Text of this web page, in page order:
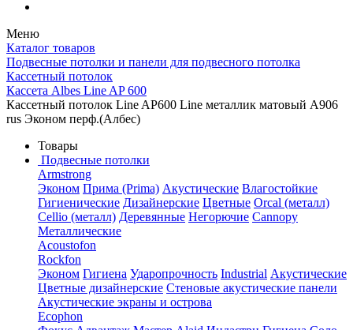
Меню
Каталог товаров
Подвесные потолки и панели для подвесного потолка
Кассетный потолок
Кассета Albes Line AP 600
Кассетный потолок Line AP600 Line металлик матовый А906
rus Эконом перф.(Албес)
Товары
Подвесные потолки
Armstrong
Эконом Прима (Prima) Акустические Влагостойкие
Гигиенические Дизайнерские Цветные Orcal (металл)
Cellio (металл) Деревянные Негорючие Cannopy
Металлические
Acoustofon
Rockfon
Эконом Гигиена Ударопрочность Industrial Акустические
Цветные дизайнерские Стеновые акустические панели
Акустические экраны и острова
Ecophon